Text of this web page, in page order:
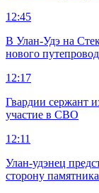
12:45
В Улан-Удэ на
нового
12:17
Гвардии сержант
участие в СВО
12:11
Улан-удэнец
сторону